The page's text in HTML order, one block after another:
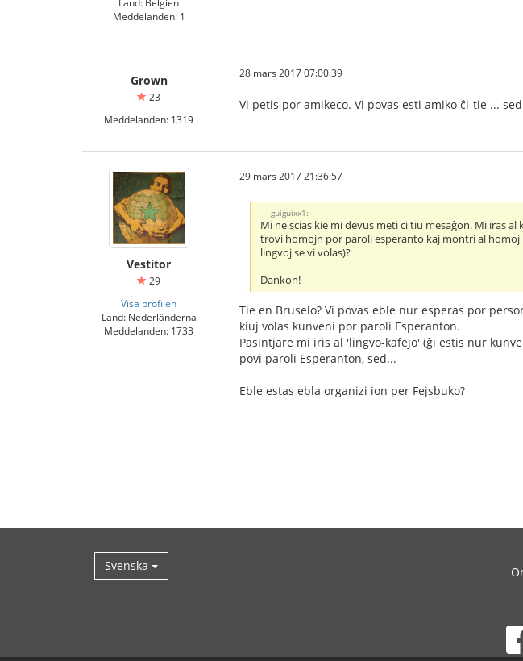
Meddelanden: 1
Grown
23
Meddelanden: 1319
28 mars 2017 07:00:39
Vi petis por amikeco. Vi povas esti amiko ĉi-tie ...
Vestitor
29
Visa profilen
Land: Nederländerna
Meddelanden: 1733
29 mars 2017 21:36:57
guiguixx1:
Mi ne scias kie mi devus meti ci tiu mesaĝon. Mi iras
trovi homojn por paroli esperanto kaj montri al homoj
lingvoj se vi volas)?
Dankon!
Tie en Bruselo? Vi povas eble nur esperas por
kiuj volas kunveni por paroli Esperanton.
Pasintjare mi iris al 'lingvo-kafejo' (ĝi estis nur
povi paroli Esperanton, sed...
Eble estas ebla organizi ion per Fejsbuko?
Svenska